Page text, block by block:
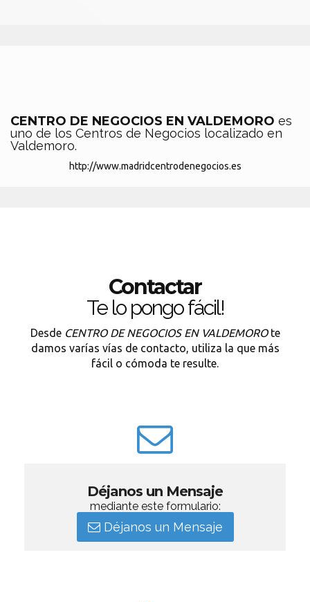
CENTRO DE NEGOCIOS EN VALDEMORO es
uno de los Centros de Negocios localizado en
Valdemoro.
http://www.madridcentrodenegocios.es
Contactar
Te lo pongo fácil!
Desde CENTRO DE NEGOCIOS EN VALDEMOROte
damos varías vías de contacto, utiliza la que más
fácil o cómoda te resulte.
Déjanos un Mensaje
mediante este formulario:
Déjanos un Mensaje